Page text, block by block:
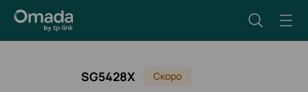
SG5428X Скоро